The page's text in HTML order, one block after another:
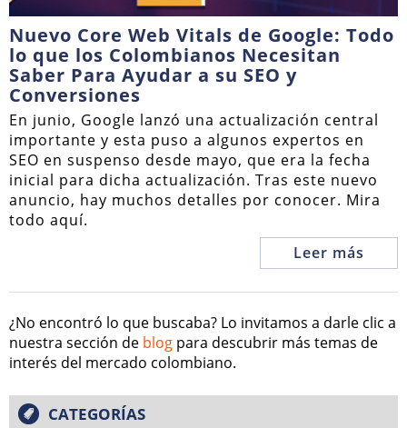
Nuevo Core Web Vitals de Google: Todo
lo que los Colombianos Necesitan
Saber Para Ayudar a su SEO y
Conversiones
En junio, Google lanzó una actualización central
importante y esta puso a algunos expertos en
SEO en suspenso desde mayo, que era la fecha
inicial para dicha actualización. Tras este nuevo
anuncio, hay muchos detalles por conocer. Mira
todo aquí.
Leer más
¿No encontró lo que buscaba? Lo invitamos a darle clic a
nuestra sección de blog para descubrir más temas de
interés del mercado colombiano.
CATEGORÍAS